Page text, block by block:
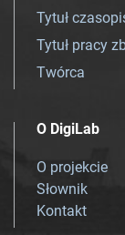
Tytuł
Tytuł pracy
Twórca
O DigiLab
O projekcie
Słownik
Kontakt